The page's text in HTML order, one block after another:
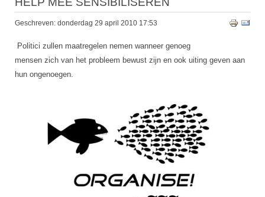
Geschreven: donderdag 29 april 2010 17:53
Politici zullen maatregelen nemen wanneer genoeg
mensen zich van het probleem bewust zijn en ook uiting geven aan
hun ongenoegen.